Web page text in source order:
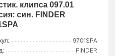
клипса 097.01
син. FINDER
9701SPA
FINDER